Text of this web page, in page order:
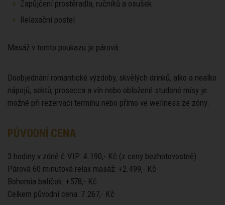
Zapůjčení prostěradla, ručníků a osušek
Relaxační postel
Masáž v tomto poukazu je párová.
Doobjednání romantické výzdoby, skvělých drinků, alko a nealko
nápojů, sektů, prosecca a vín nebo obložené studené mísy je
možné při rezervaci termínu nebo přímo ve wellness ze zóny.
PŮVODNÍ CENA
3 hodiny v zóně č.VIP: 4.190,- Kč (z ceny bezhotovostně)
Párová 60 minutová relax masáž: +2.499,- Kč
Bohemia balíček: +578,- Kč
Celkem původní cena: 7.267,- Kč